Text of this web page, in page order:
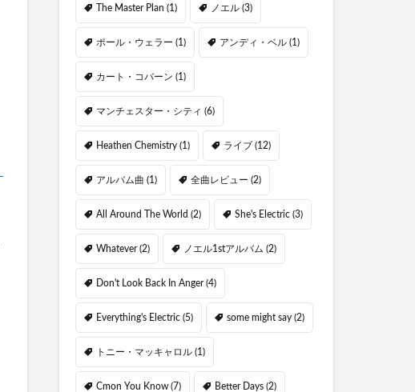
The Master Plan (1) ノエル (3)
ポール・ウェラー (1) アンディ・ベル (1)
カート・コバーン (1)
マンチェスター・シティ (6)
Heathen Chemistry (1) ライブ (12)
アルバム曲 (1) 全曲レビュー (2)
All Around The World (2) She's Electric (3)
Whatever(2) ノエル1stアルバム (2)
Don't Look Back In Anger(4)
Everything's Electric (5) some might say (2)
トニー・マッキャロル (1)
Cmon You Know(7) Better Days (2)